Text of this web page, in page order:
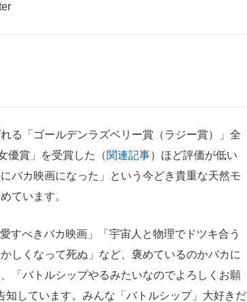
る「ゴールデンラズベリー賞（ラジー賞）」全
優賞」を受賞した（関連記事）ほど評価が低い
バカ映画になった」という今どき貴重な天然モ
ています。
べきバカ映画」「宇宙人と物理でドツキ合う
しくなって死ぬ」など、褒めているのかバカに
「バトルシップやるみたいなのでよろしくお願
しています。みんな「バトルシップ」大好きだ